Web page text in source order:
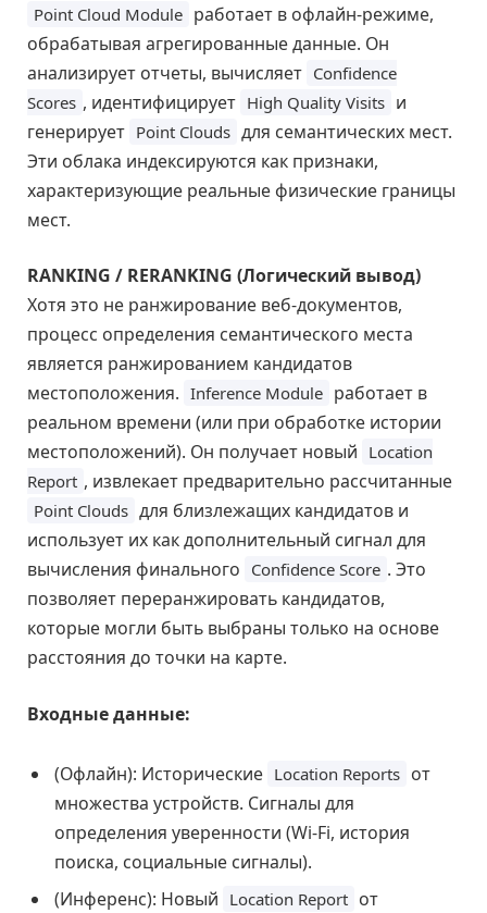
Point Cloud Module работает в офлайн-режиме,
обрабатывая агрегированные данные. Он
анализирует отчеты, вычисляет Confidence
Scores , идентифицирует High Quality Visits и
генерирует Point Clouds для семантических мест.
Эти облака индексируются как признаки,
характеризующие реальные физические границы
мест.
RANKING / RERANKING (Логический вывод)
Хотя это не ранжирование веб-документов,
процесс определения семантического места
является ранжированием кандидатов
местоположения. Inference Module работает в
реальном времени (или при обработке истории
местоположений). Он получает новый Location
Report , извлекает предварительно рассчитанные
Point Clouds для близлежащих кандидатов и
использует их как дополнительный сигнал для
вычисления финального Confidence Score . Это
позволяет переранжировать кандидатов,
которые могли быть выбраны только на основе
расстояния до точки на карте.
Входные данные:
(Офлайн): Исторические Location Reports от
множества устройств. Сигналы для
определения уверенности (Wi-Fi, история
поиска, социальные сигналы).
(Инференс): Новый Location Report от